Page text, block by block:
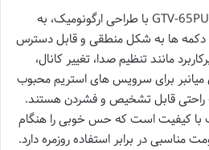
ریموت کنترل هوشمند GTV-65PU742N با طراحی ارگونومیک، به
ها به شکل منطقی و قابل دسترس
مانند تنظیم صدا، تغییر کانال،
برای سرویس های استریم محبوب
راحتی قابل تشخیص و فشردن هستند.
با کیفیت است که حس خوبی را هنگام
مناسبی در برابر استفاده روزمره دارد.